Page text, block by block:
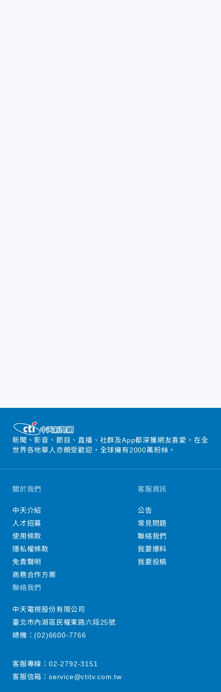
新聞、影音、節目、直播、社群及App都深獲網友喜愛，在全
世界各地華人亦頗受歡迎，全球擁有2000萬粉絲。
關於我們
中天介紹
人才招募
使用條款
隱私權條款
免責聲明
商務合作方案
客服資訊
公告
常見問題
聯絡我們
我要爆料
我要投稿
聯絡我們
中天電視股份有限公司
臺北市內湖區民權東路六段25號
總機：(02)6600-7766
客服專線： 02-2792-3151
客服信箱： service@ctitv.com.tw